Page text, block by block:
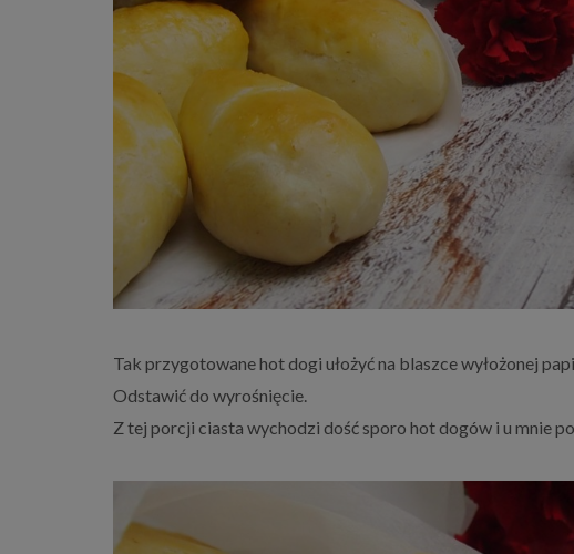
Tak przygotowane hot dogi ułożyć na blaszce wyłożonej
Odstawić do wyrośnięcie.
Z tej porcji ciasta wychodzi dość sporo hot dogów i u mnie